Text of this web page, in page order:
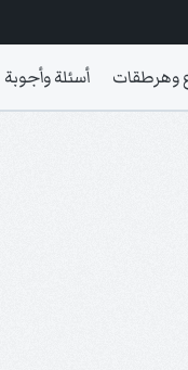
وهرطقات أسئلة وأجوبة